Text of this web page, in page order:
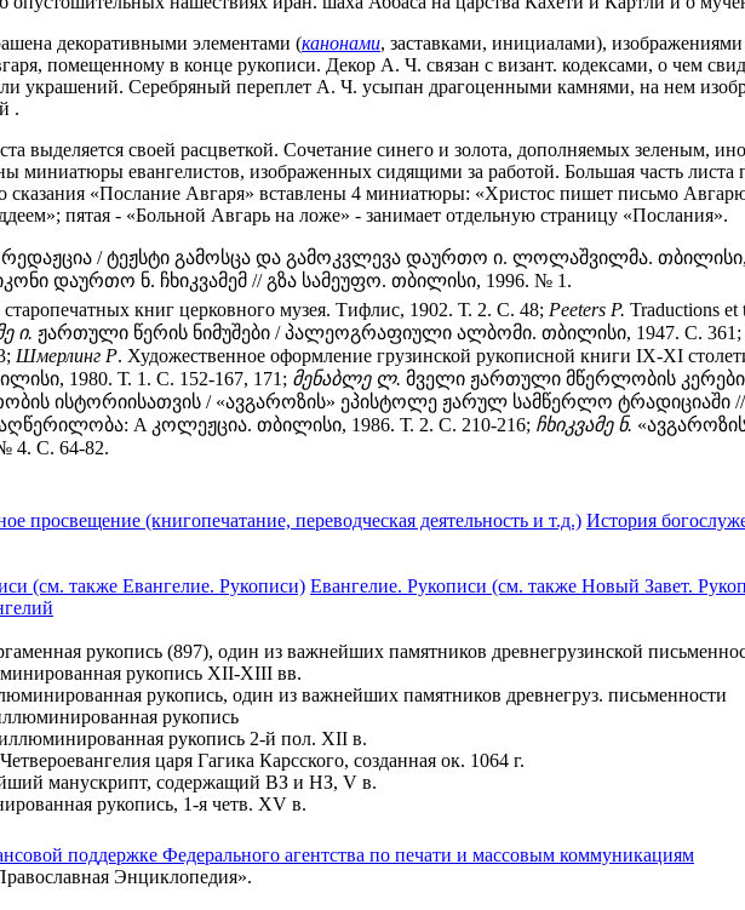
декоративными элементами (канонами, заставками, инициалами),
помещенному в конце рукописи. Декор А. Ч. связан с визант. кодексами, о чем
украшений. Серебряный переплет А. Ч. усыпан драгоценными камнями, на нем
.
выделяется своей расцветкой. Сочетание синего и золота, дополняемых зеленым,
миниатюры евангелистов, изображенных сидящими за работой. Большая часть листа
сказания «Послание Авгаря» вставлены 4 миниатюры: «Христос пишет письмо
пятая - «Больной Авгарь на ложе» - занимает отдельную страницу «Послания».
/ ტეჟსტი გამოსცა და გამოკვლევა დაურთო ი. ლოლაშვილმა. თბილისი,
დაურთო ნ. ჩხიკვამემ // გზა სამეუფო. თბილისი, 1996. № 1.
книг церковного музея. Tифлис, 1902. Т. 2. С. 48; Peeters Р. Traductions et
ი. ჟართული წერის ნიმუშები / პალეოგრაფიული ალბომი. თბილისი, 1947. С. 361;
Шмерлинг Р. Художественное оформление грузинской рукописной книги IX-XI
1980. Т. 1. С. 152-167, 171; მენაბლე ლ. მველი ჟართული მწერლობის კერები.
ისტორიისათვის / «ავგაროზის» ეპისტოლე ჟარულ სამწერლო ტრადიციაში //
A კოლეჟცია. თბილისი, 1986. Т. 2. С. 210-216; ჩხიკვამე ნ.
4. С. 64-82.
просвещение (книгопечатание, переводческая деятельность и т.д.) История
(см. также Евангелие. Рукописи) Евангелие. Рукописи (см. также Новый Завет.
рукопись (897), один из важнейших памятников древнегрузинской
рукопись XII-XIII вв.
рукопись, один из важнейших памятников древнегруз. письменности
рукопись
рукопись 2-й пол. XII в.
царя Гагика Карсского, созданная ок. 1064 г.
манускрипт, содержащий ВЗ и НЗ, V в.
рукопись, 1-я четв. XV в.
поддержке Федерального агентства по печати и массовым коммуникациям
Энциклопедия».